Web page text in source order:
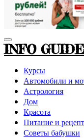
INFO GUIDE
Курсы
Автомобили и
Астрология
Дом
Красота
Питание и
Советы бабушки